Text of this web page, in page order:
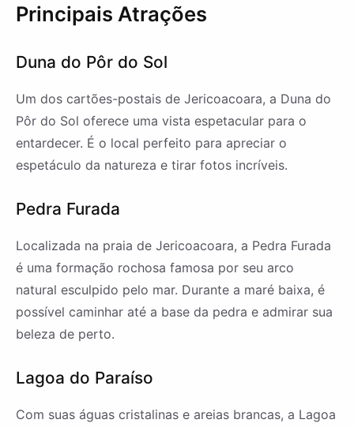
Principais Atrações
Duna do Pôr do Sol
Um dos cartões-postais de Jericoacoara, a Duna do
Pôr do Sol oferece uma vista espetacular para o
entardecer. É o local perfeito para apreciar o
espetáculo da natureza e tirar fotos incríveis.
Pedra Furada
Localizada na praia de Jericoacoara, a Pedra Furada
é uma formação rochosa famosa por seu arco
natural esculpido pelo mar. Durante a maré baixa, é
possível caminhar até a base da pedra e admirar sua
beleza de perto.
Lagoa do Paraíso
Com suas águas cristalinas e areias brancas, a Lagoa